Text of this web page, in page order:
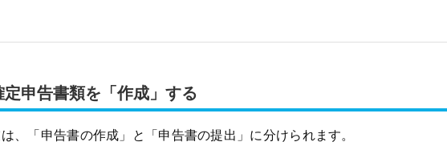
定申告書類を「作成」する
、「申告書の作成」と「申告書の提出」に分けられます。